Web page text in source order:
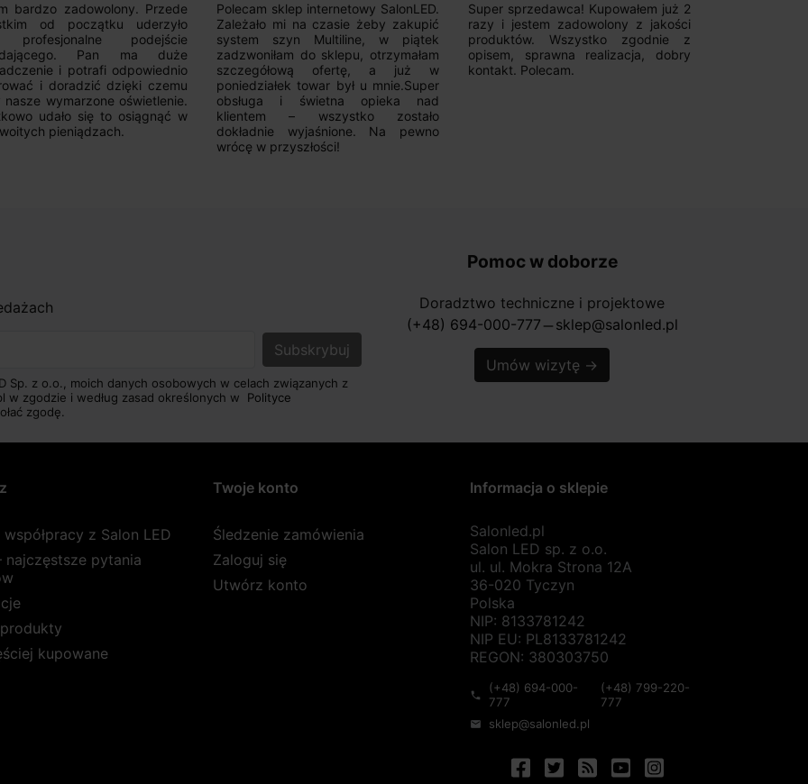
sklep internetowy SalonLED.
mi na czasie żeby zakupić
szyn Multiline, w piątek
do sklepu, otrzymałam
ofertę, a już w
towar był u mnie.Super
i świetna opieka nad
– wszystko zostało
wyjaśnione. Na pewno
Super sprzedawca! Kupowałem już 2
razy i jestem zadowolony z jakości
produktów. Wszystko zgodnie z
opisem, sprawna realizacja, dobry
kontakt. Polecam.
Szybka realizacja zamówienia,
konkurencyjna cena oraz fachowa
pomoc w zakresie szyn
magnetycznych. Wiele możliwości
wyboru. Z pewnością skorzystam
Sp. z o.o., moich danych osobowych w celach związanych z
zgodzie i według zasad określonych w Polityce
zgodę.
Pomoc w doborze
Doradztwo techniczne i projektowe
(+48) 694-000-777 horizontal_rule sklep@salonled.pl
Umów wizytę →
z Salon LED
najczęstsze pytania
kupowane
Twoje konto
Śledzenie zamówienia
Zaloguj się
Utwórz konto
Informacja o sklepie
Salonled.pl
Salon LED sp. z o.o.
ul. ul. Mokra Strona 12A
36-020 Tyczyn
Polska
NIP: 8133781242
NIP EU: PL8133781242
REGON: 380303750
phone
(+48) 694-000-
777
(+48) 799-220-
777
mail sklep@salonled.pl